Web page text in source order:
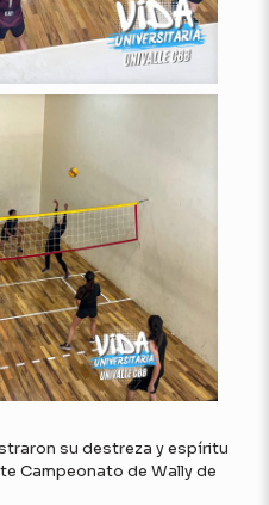
su destreza y espíritu
Campeonato de Wally de